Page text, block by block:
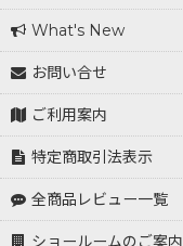
What's New
お問い合せ
ご利用案内
特定商取引法表示
全商品レビュー一覧
ショールームのご案内